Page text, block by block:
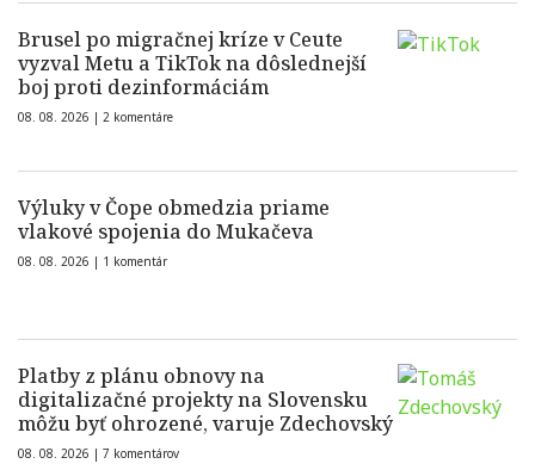
Brusel po migračnej kríze v Ceute
vyzval Metu a TikTok na dôslednejší
boj proti dezinformáciám
08. 08. 2026 | 2 komentáre
Výluky v Čope obmedzia priame
vlakové spojenia do Mukačeva
08. 08. 2026 | 1 komentár
Platby z plánu obnovy na
digitalizačné projekty na Slovensku
môžu byť ohrozené, varuje Zdechovský
08. 08. 2026 | 7 komentárov